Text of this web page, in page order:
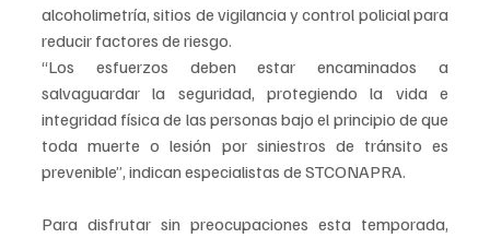
alcoholimetría, sitios de vigilancia y control policial para
reducir factores de riesgo.
“Los esfuerzos deben estar encaminados a
salvaguardar la seguridad, protegiendo la vida e
integridad física de las personas bajo el principio de que
toda muerte o lesión por siniestros de tránsito es
prevenible”, indican especialistas de STCONAPRA.
Para disfrutar sin preocupaciones esta temporada,